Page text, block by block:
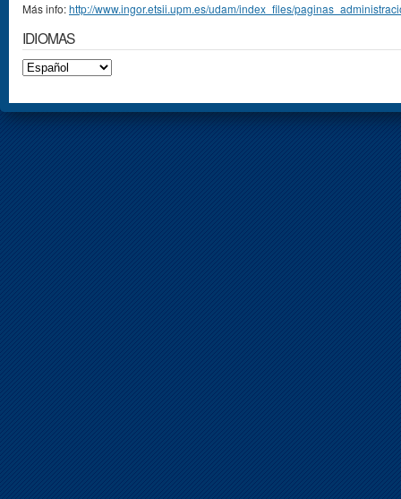
Más info:http://www.ingor.etsii.upm.es/udam/index_files/
IDIOMAS